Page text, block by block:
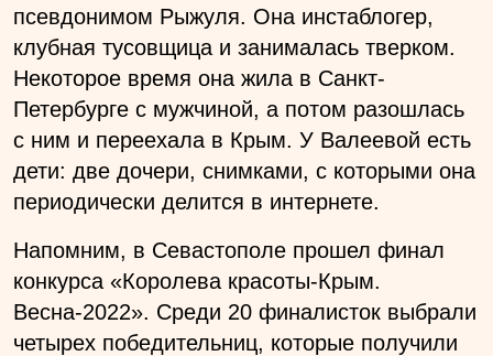
псевдонимом Рыжуля. Она инстаблогер,
клубная тусовщица и занималась тверком.
Некоторое время она жила в Санкт-
Петербурге с мужчиной, а потом разошлась
с ним и переехала в Крым. У Валеевой есть
дети: две дочери, снимками, с которыми она
периодически делится в интернете.
Напомним, в Севастополе прошел финал
конкурса «Королева красоты-Крым.
Весна-2022». Среди 20 финалисток выбрали
четырех победительниц, которые получили